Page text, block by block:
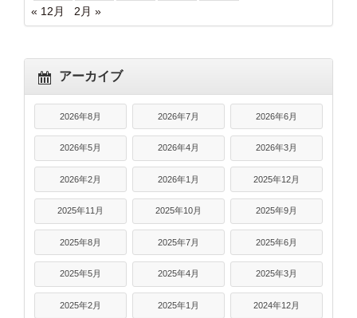
« 12月
2月 »
アーカイブ
2026年8月 2026年7月 2026年6月
2026年5月 2026年4月 2026年3月
2026年2月 2026年1月 2025年12月
2025年11月 2025年10月 2025年9月
2025年8月 2025年7月 2025年6月
2025年5月 2025年4月 2025年3月
2025年2月 2025年1月 2024年12月